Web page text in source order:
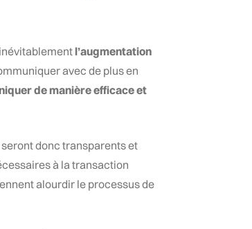
l’augmentation
avec de plus en
de manière efficace et
donc transparents et
à la transaction
alourdir le processus de